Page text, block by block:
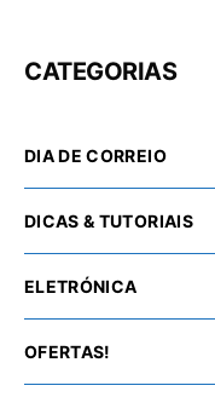
CATEGORIAS
DIA DE CORREIO
DICAS & TUTORIAIS
ELETRÓNICA
OFERTAS!